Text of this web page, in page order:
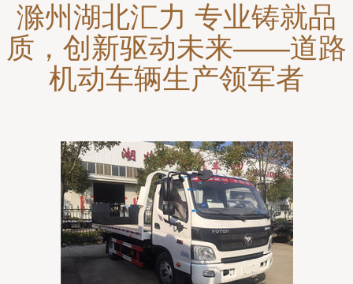
滁州湖北汇力 专业铸就品
质，创新驱动未来——道路
机动车辆生产领军者